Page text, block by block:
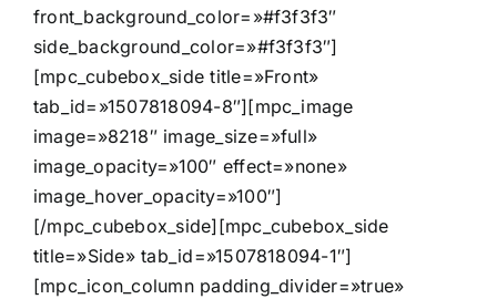
front_background_color=»#f3f3f3″
side_background_color=»#f3f3f3″]
[mpc_cubebox_side title=»Front»
tab_id=»1507818094-8″][mpc_image
image=»8218″ image_size=»full»
image_opacity=»100″ effect=»none»
image_hover_opacity=»100″]
[/mpc_cubebox_side][mpc_cubebox_side
title=»Side» tab_id=»1507818094-1″]
[mpc_icon_column padding_divider=»true»